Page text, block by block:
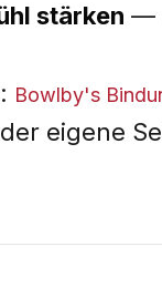
stärken —
Bowlby's
eigene